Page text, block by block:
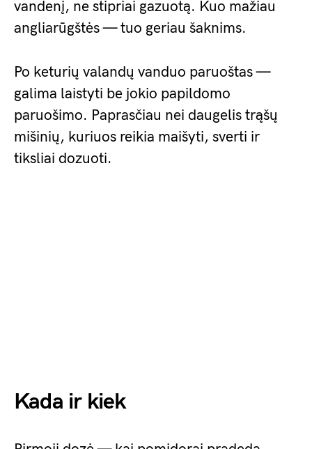
vandenį, ne stipriai gazuotą. Kuo mažiau
angliarūgštės — tuo geriau šaknims.
Po keturių valandų vanduo paruoštas —
galima laistyti be jokio papildomo
paruošimo. Paprasčiau nei daugelis trąšų
mišinių, kuriuos reikia maišyti, sverti ir
tiksliai dozuoti.
Kada ir kiek